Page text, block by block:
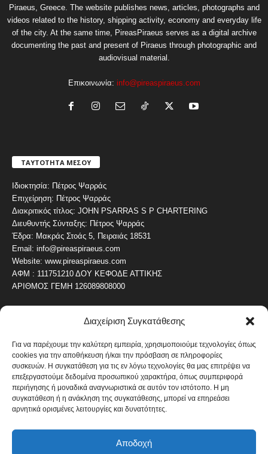
Διαχείριση Συγκατάθεσης
Για να παρέχουμε την καλύτερη εμπειρία, χρησιμοποιούμε τεχνολογίες όπως
cookies για την αποθήκευση ή/και την πρόσβαση σε πληροφορίες
συσκευών. Η συγκατάθεση για τις εν λόγω τεχνολογίες θα μας επιτρέψει να
επεξεργαστούμε δεδομένα προσωπικού χαρακτήρα, όπως συμπεριφορά
περιήγησης ή μοναδικά αναγνωριστικά σε αυτόν τον ιστότοπο. Η μη
συγκατάθεση ή η ανάκληση της συγκατάθεσης, μπορεί να επηρεάσει
αρνητικά ορισμένες λειτουργίες και δυνατότητες.
Αποδοχή
Piraeus, Greece. The website publishes news, articles, photographs and
videos related to the history, shipping activity, economy and everyday life
of the city. At the same time, PireasPiraeus serves as a digital archive
documenting the past and present of Piraeus through photographic and
audiovisual material.
Επικοινωνία: info@pireaspiraeus.com
ΤΑΥΤΟΤΗΤΑ ΜΕΣΟΥ
Ιδιοκτησία: Πέτρος Ψαρράς
Επιχείρηση: Πέτρος Ψαρράς
Διακριτικός τίτλος: JOHN PSARRAS S P CHARTERING
Διευθυντής Σύνταξης: Πέτρος Ψαρράς
Έδρα: Μακράς Στοάς 5, Πειραιάς 18531
Email: info@pireaspiraeus.com
Website: www.pireaspiraeus.com
ΑΦΜ : 111751210 ΔΟΥ ΚΕΦΟΔΕ ΑΤΤΙΚΗΣ
ΑΡΙΘΜΟΣ ΓΕΜΗ 126089808000
ΔΗΜΟΦΙΛΗ ΚΑΤΗΓΟΡΙΑ
ΝΕΑ ΤΟΥ ΠΕΙΡΑΙΑ
ΟΛΥΜΠΙΑΚΟΣ
ΑΛΛΑ ΚΟΙΝΩΝΙΚΑ
ΕΙΔΗΣΕΙΣ ΝΑΥΤΙΛΙΑ
ΟΙΚΟΝΟΜΙΚΑ
ΚΑΛΛΙΤΕΧΝΙΚΑ 822